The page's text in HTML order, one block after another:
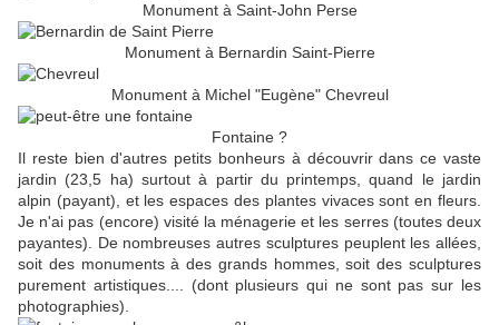
Monument à Saint-John Perse
Monument à Bernardin Saint-Pierre
Monument à Michel "Eugène" Chevreul
Fontaine ?
Il reste bien d'autres petits bonheurs à découvrir dans ce vaste
jardin (23,5 ha) surtout à partir du printemps, quand le jardin
alpin (payant), et les espaces des plantes vivaces sont en fleurs.
Je n'ai pas (encore) visité la ménagerie et les serres (toutes deux
payantes). De nombreuses autres sculptures peuplent les allées,
soit des monuments à des grands hommes, soit des sculptures
purement artistiques.... (dont plusieurs qui ne sont pas sur les
photographies).